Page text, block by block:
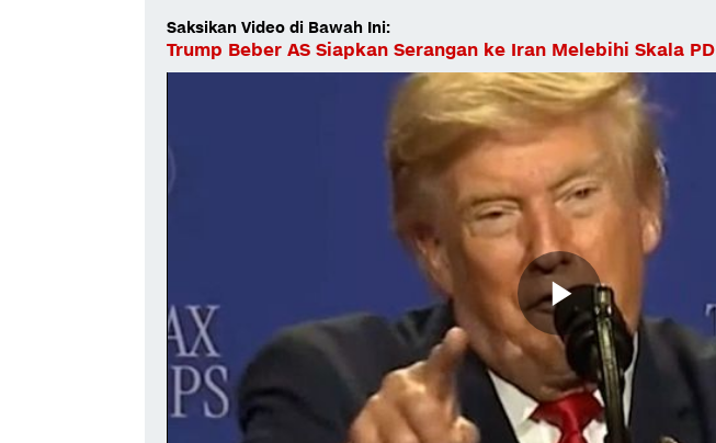
Saksikan Video di Bawah Ini:
Trump Beber AS Siapkan Serangan ke Iran Melebihi Skala